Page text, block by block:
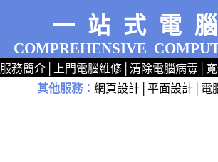
一站式電
COMPREHENSIVE
服務簡介 上門電腦維修 清除電腦病毒
其他服務： 網頁設計│ 平面設計│ 電